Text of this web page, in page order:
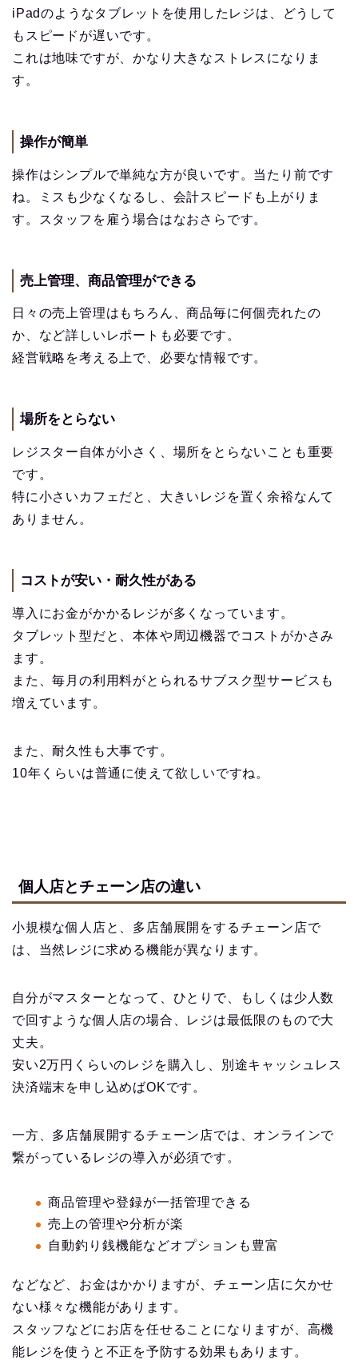
iPadのようなタブレットを使用したレジは、どうして
もスピードが遅いです。
これは地味ですが、かなり大きなストレスになりま
す。
操作が簡単
操作はシンプルで単純な方が良いです。当たり前です
ね。ミスも少なくなるし、会計スピードも上がりま
す。スタッフを雇う場合はなおさらです。
売上管理、商品管理ができる
日々の売上管理はもちろん、商品毎に何個売れたの
か、など詳しいレポートも必要です。
経営戦略を考える上で、必要な情報です。
場所をとらない
レジスター自体が小さく、場所をとらないことも重要
です。
特に小さいカフェだと、大きいレジを置く余裕なんて
ありません。
コストが安い・耐久性がある
導入にお金がかかるレジが多くなっています。
タブレット型だと、本体や周辺機器でコストがかさみ
ます。
また、毎月の利用料がとられるサブスク型サービスも
増えています。
また、耐久性も大事です。
10年くらいは普通に使えて欲しいですね。
個人店とチェーン店の違い
小規模な個人店と、多店舗展開をするチェーン店で
は、当然レジに求める機能が異なります。
自分がマスターとなって、ひとりで、もしくは少人数
で回すような個人店の場合、レジは最低限のもので大
丈夫。
安い2万円くらいのレジを購入し、別途キャッシュレス
決済端末を申し込めばOKです。
一方、多店舗展開するチェーン店では、オンラインで
繋がっているレジの導入が必須です。
商品管理や登録が一括管理できる
売上の管理や分析が楽
自動釣り銭機能などオプションも豊富
などなど、お金はかかりますが、チェーン店に欠かせ
ない様々な機能があります。
スタッフなどにお店を任せることになりますが、高機
能レジを使うと不正を予防する効果もあります。